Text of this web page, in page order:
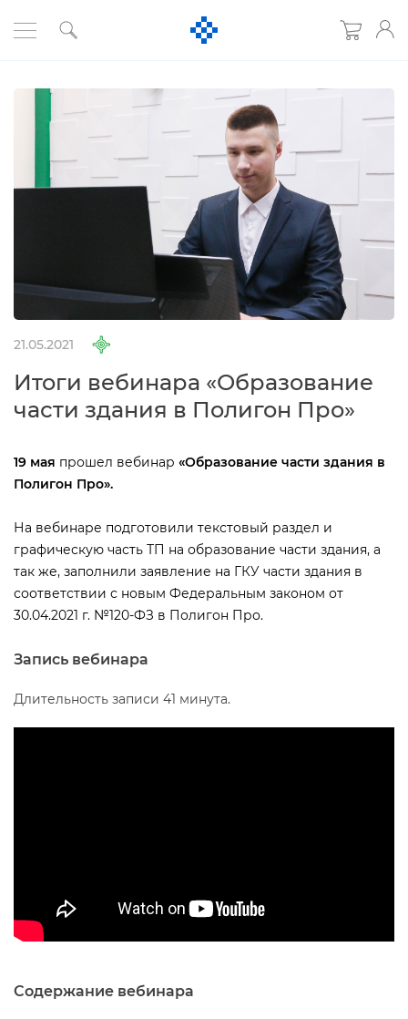
21.05.2021
Итоги вебинара «Образование
части здания в Полигон Про»
19 мая прошел вебинар «Образование части здания
Полигон Про».
На вебинаре подготовили текстовый раздел и
рафическую часть ТП на образование части здания, а
так же, заполнили заявление на ГКУ части здания
соответствии с новым Федеральным законом от
30.04.2021 г. №120-ФЗ в Полигон Про.
Запись вебинара
Длительность записи 41 минута.
Содержание вебинара